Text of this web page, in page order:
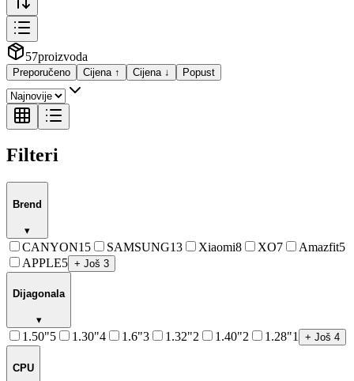
57proizvoda
Preporučeno Cijena ↑ Cijena ↓ Popust
Filteri
Brend
▾
CANYON15 SAMSUNG13 Xiaomi8 XO7 Amazfit5
APPLE5 + Još 3
Dijagonala
▾
1.50"5 1.30"4 1.6"3 1.32"2 1.40"2 1.28"1 + Još 4
CPU